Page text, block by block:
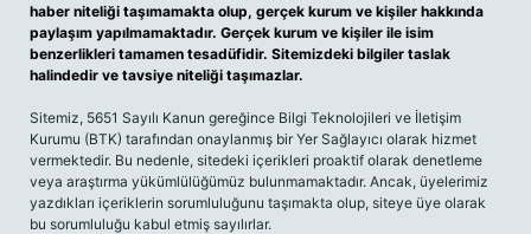
haber niteliği taşımamakta olup, gerçek kurum ve kişiler hakkında
paylaşım yapılmamaktadır. Gerçek kurum ve kişiler ile isim
benzerlikleri tamamen tesadüfidir. Sitemizdeki bilgiler taslak
halindedir ve tavsiye niteliği taşımazlar.
Sitemiz, 5651 Sayılı Kanun gereğince Bilgi Teknolojileri ve İletişim
Kurumu (BTK) tarafından onaylanmış bir Yer Sağlayıcı olarak hizmet
vermektedir. Bu nedenle, sitedeki içerikleri proaktif olarak denetleme
veya araştırma yükümlülüğümüz bulunmamaktadır. Ancak, üyelerimiz
yazdıkları içeriklerin sorumluluğunu taşımakta olup, siteye üye olarak
bu sorumluluğu kabul etmiş sayılırlar.